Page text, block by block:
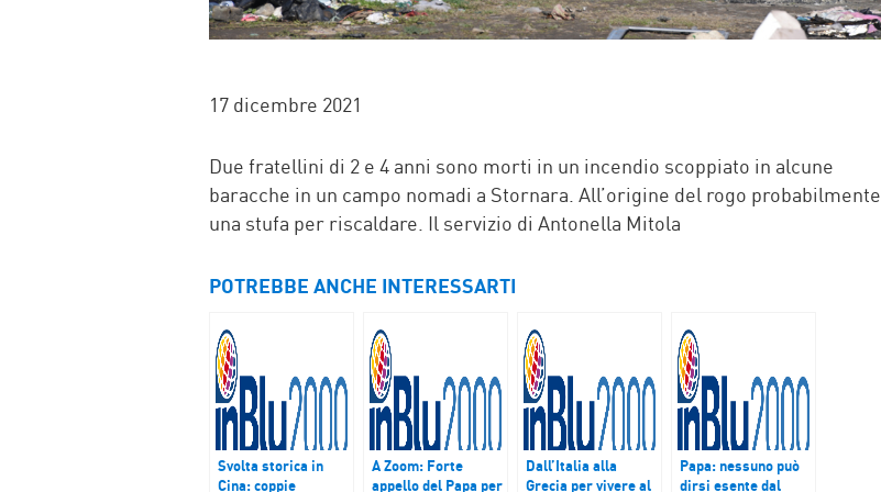
17 dicembre 2021
Due fratellini di 2 e 4 anni sono morti in un incendio scoppiato in alcune
baracche in un campo nomadi a Stornara. All’origine del rogo probabilmente
una stufa per riscaldare. Il servizio di Antonella Mitola
POTREBBE ANCHE INTERESSARTI
Svolta storica in
Cina: coppie
A Zoom: Forte
appello del Papa per
Dall’Italia alla
Grecia per vivere al
Papa: nessuno può
dirsi esente dal